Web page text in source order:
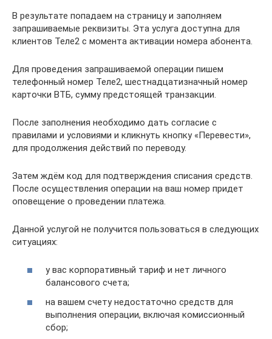
В результате попадаем на страницу и заполняем
запрашиваемые реквизиты. Эта услуга доступна для
клиентов Теле2 с момента активации номера абонента.
Для проведения запрашиваемой операции пишем
телефонный номер Теле2, шестнадцатизначный номер
карточки ВТБ, сумму предстоящей транзакции.
После заполнения необходимо дать согласие с
правилами и условиями и кликнуть кнопку «Перевести»,
для продолжения действий по переводу.
Затем ждём код для подтверждения списания средств.
После осуществления операции на ваш номер придет
оповещение о проведении платежа.
Данной услугой не получится пользоваться в следующих
ситуациях:
у вас корпоративный тариф и нет личного
балансового счета;
на вашем счету недостаточно средств для
выполнения операции, включая комиссионный
сбор;